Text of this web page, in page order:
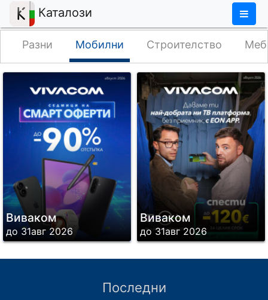
Каталози ×
Разни Мобилни Строителство
Виваком
до 31авг 2026
Виваком
до 31авг 2026
Последни